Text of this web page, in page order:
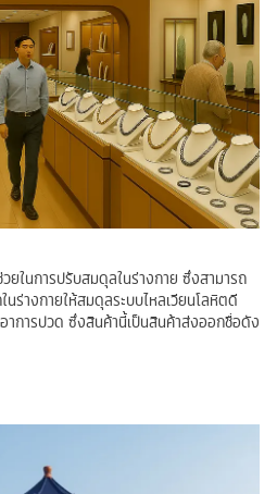
ยในการปรับสมดุลในร่างกาย ซึ่งสามารถ
ร่างกายให้สมดุลระบบไหลเวียนโลหิตดี
าการปวด ซึ่งสินค้านี้เป็นสินค้าส่งออกชื่อดัง